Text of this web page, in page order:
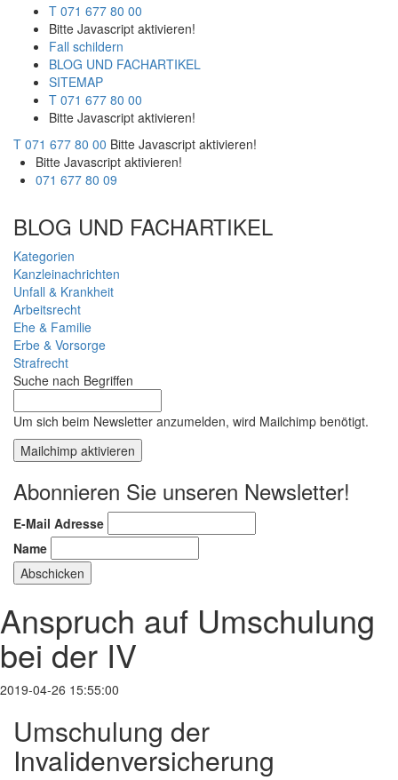
T 071 677 80 00
Bitte Javascript aktivieren!
Fall schildern
BLOG UND FACHARTIKEL
SITEMAP
T 071 677 80 00
Bitte Javascript aktivieren!
T 071 677 80 00 Bitte Javascript aktivieren!
Bitte Javascript aktivieren!
071 677 80 09
BLOG UND FACHARTIKEL
Kategorien
Kanzleinachrichten
Unfall & Krankheit
Arbeitsrecht
Ehe & Familie
Erbe & Vorsorge
Strafrecht
Suche nach Begriffen
Um sich beim Newsletter anzumelden, wird Mailchimp benötigt.
Mailchimp aktivieren
Abonnieren Sie unseren Newsletter!
E-Mail Adresse
Name
Anspruch auf Umschulung
bei der IV
2019-04-26 15:55:00
Umschulung der
Invalidenversicherung